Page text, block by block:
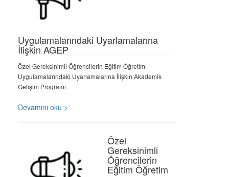
Uygulamalarındaki Uyarlamalarına
İlişkin AGEP
Özel Gereksinimli Öğrencilerin Eğitim Öğretim
Uygulamalarındaki Uyarlamalarına İlişkin Akademik
Gelişim Programı
Devamını oku >
Özel
Gereksinimli
Öğrencilerin
Eğitim Öğretim